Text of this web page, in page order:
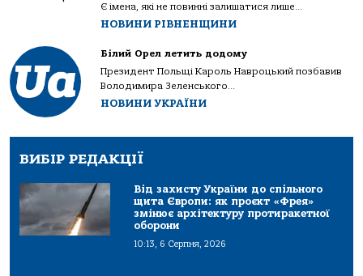
Є імена, які не повинні залишатися лише...
НОВИНИ РІВНЕНЩИНИ
Білий Орел летить додому
Президент Польщі Кароль Навроцький позбавив
Володимира Зеленського...
НОВИНИ УКРАЇНИ
ВИБІР РЕДАКЦІЇ
Від захисту України до спільного
щита Європи: як проєкт «Фрея»
змінює архітектуру протиракетної
оборони
10:13, 6 Серпня, 2026